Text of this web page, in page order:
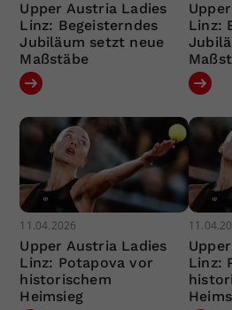
Upper Austria Ladies
Linz: Begeisterndes
Jubiläum setzt neue
Maßstäbe
Linz:
11.04.2026
Upper Austria Ladies
Linz: Potapova vor
historischem
Heimsieg
Linz: